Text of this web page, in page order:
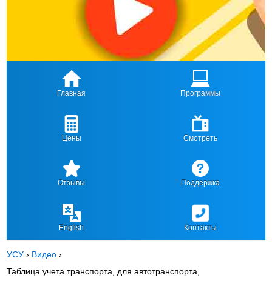
Главная Программы
Цены Смотреть
Отзывы Поддержка
English Контакты
УСУ › Видео ›
Таблица учета транспорта, для автотранспорта,